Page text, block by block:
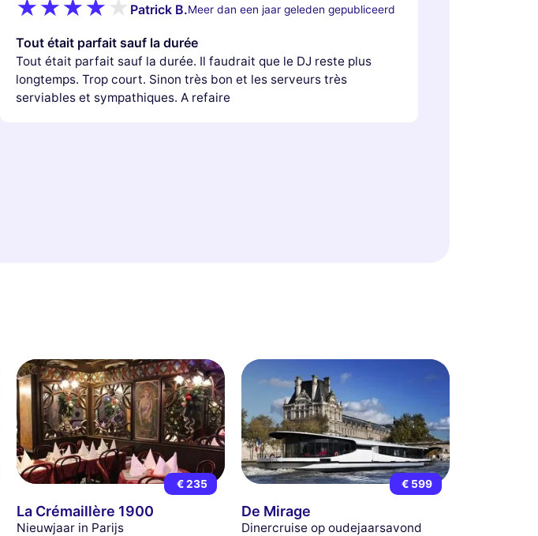
Patrick B.Meer dan een jaar geleden gepubliceerd
Tout était parfait sauf la durée
Tout était parfait sauf la durée. Il faudrait que le DJ reste plus
longtemps. Trop court. Sinon très bon et les serveurs très
serviables et sympathiques. A refaire
€ 235
La Crémaillère 1900
Nieuwjaar in Parijs
€ 599
De Mirage
Dinercruise op oudejaarsavond